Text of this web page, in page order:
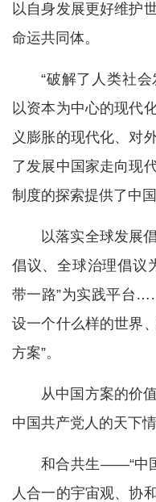
以自身发展更好维护
命运共同体。
“破解了人类社
以资本为中心的现代
义膨胀的现代化、对
了发展中国家走向现
制度的探索提供了中国
以落实全球发展
倡议、全球治理倡议
带一路”为实践平台
设一个什么样的世界
方案”。
从中国方案的价
中国共产党人的天下情
和合共生——“中
人合一的宇宙观、协